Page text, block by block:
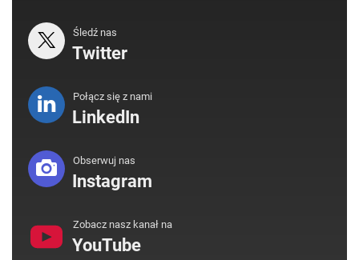
Śledź nas
Twitter
Połącz się z nami
LinkedIn
Obserwuj nas
Instagram
Zobacz nasz kanał na
YouTube